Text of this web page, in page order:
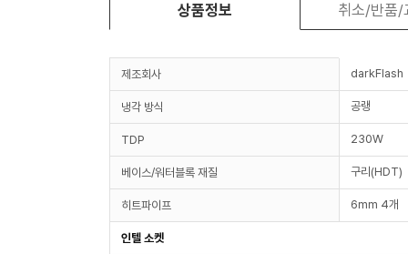
상품정보 취소/반품/
제조회사 darkFlash
냉각 방식 공랭
TDP 230W
베이스/워터블록 재질 구리(HDT)
히트파이프 6mm 4개
인텔 소켓